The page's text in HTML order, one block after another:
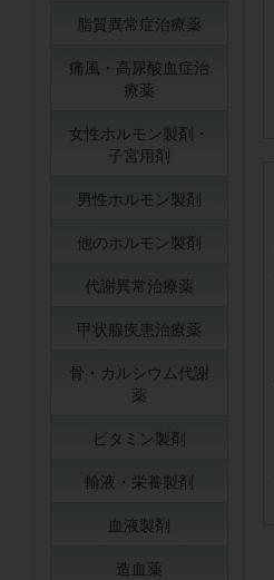
脂質異常症治療薬
痛風・高尿酸血症治
療薬
女性ホルモン製剤・
子宮用剤
男性ホルモン製剤
他のホルモン製剤
代謝異常治療薬
甲状腺疾患治療薬
骨・カルシウム代謝
薬
ビタミン製剤
輸液・栄養製剤
血液製剤
造血薬